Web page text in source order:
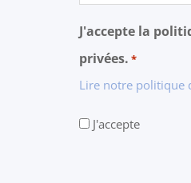
J'accepte la
privées. *
Lire notre politique
J'accepte